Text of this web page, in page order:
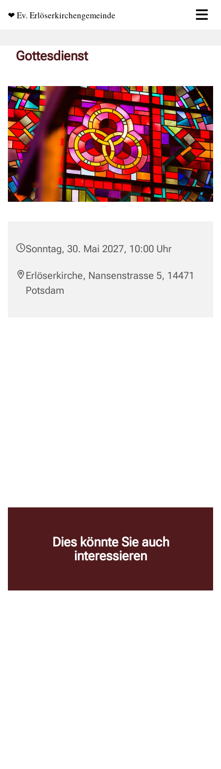
❤ Ev. Erlöserkirchengemeinde
Gottesdienst
Sonntag, 30. Mai 2027, 10:00 Uhr
Erlöserkirche, Nansenstrasse 5, 14471
Potsdam
Dies könnte Sie auch
interessieren